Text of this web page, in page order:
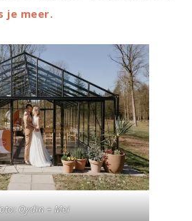
je meer.
Oydin + Mei